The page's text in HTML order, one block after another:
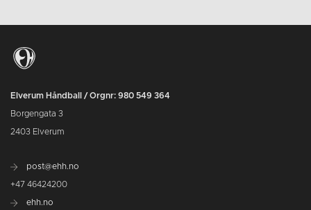
Elverum Håndball / Orgnr: 980 549 364
Borgengata 3
2403 Elverum
post@ehh.no
+47 46424200
ehh.no